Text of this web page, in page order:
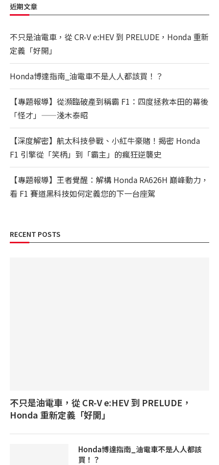
近期文章
不只是油電車，從 CR-V e:HEV 到 PRELUDE，Honda 重新
定義「好開」
Honda博達指南_油電車不是人人都該買！？
【專題報導】從瀕臨破產到稱霸 F1：四度拯救本田的幕後
「怪才」——淺木泰昭
【深度解密】航太科技參戰、小紅牛豪賭！揭密 Honda
F1 引擎從「笑柄」到「霸主」的瘋狂逆襲史
【專題報導】王者覺醒：解構 Honda RA626H 巔峰動力，
看 F1 賽道黑科技如何定義您的下一台座駕
RECENT POSTS
不只是油電車，從 CR-V e:HEV 到 PRELUDE，
Honda 重新定義「好開」
Honda博達指南_油電車不是人人都該
買！？